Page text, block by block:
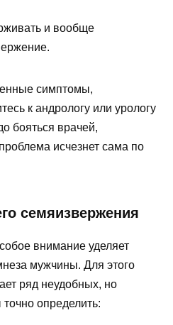
и вообще
симптомы,
к андрологу или урологу
бояться врачей,
исчезнет сама по
семяизвержения
внимание уделяет
мужчины. Для этого
ряд неудобных, но
определить: